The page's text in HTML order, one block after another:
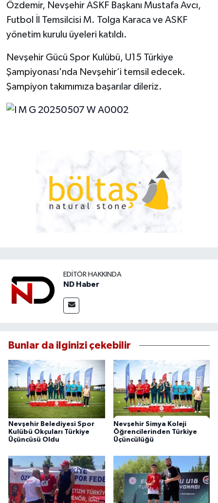
Özdemir, Nevşehir ASKF Başkanı Mustafa Avcı,
Futbol İl Temsilcisi M. Tolga Karaca ve ASKF
yönetim kurulu üyeleri katıldı.
Nevşehir Gücü Spor Kulübü, U15 Türkiye
Şampiyonası'nda Nevşehir’i temsil edecek.
Şampiyon takımımıza başarılar dileriz.
EDITÖR HAKKINDA
ND Haber
Bunlar da ilginizi çekebilir
Nevşehir Belediyesi Spor
Kulübü Okçuları Türkiye
Üçüncüsü Oldu
Nevşehir Simya Koleji
Öğrencilerinden Türkiye
Üçüncülüğü